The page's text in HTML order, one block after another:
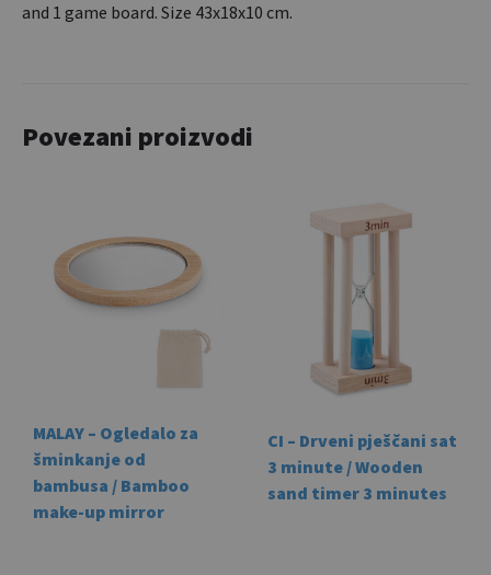
and 1 game board. Size 43x18x10 cm.
Povezani proizvodi
MALAY – Ogledalo za
šminkanje od
bambusa / Bamboo
make-up mirror
CI – Drveni pješčani sat
3 minute / Wooden
sand timer 3 minutes